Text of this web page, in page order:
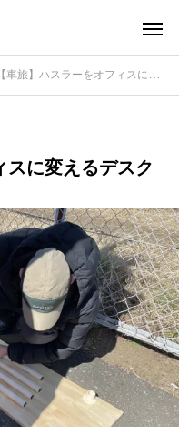
【車旅】ハスラーをオフィスに変えるデスク
スに変えるデスク